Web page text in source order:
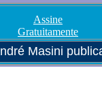
Assine
Gratuitamente
Masini